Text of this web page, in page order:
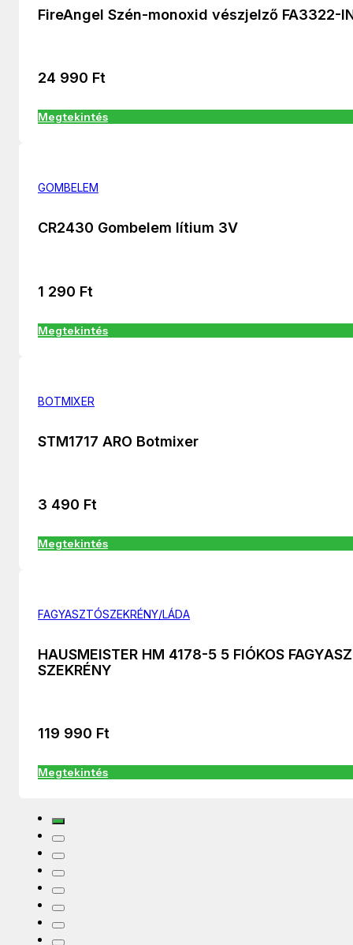
FireAngel Szén-monoxid vészjelző FA3322-
24 990 Ft
Megtekintés
GOMBELEM
CR2430 Gombelem lítium 3V
1 290 Ft
Megtekintés
BOTMIXER
STM1717 ARO Botmixer
3 490 Ft
Megtekintés
FAGYASZTÓSZEKRÉNY/LÁDA
HAUSMEISTER HM 4178-5 5 FIÓKOS
SZEKRÉNY
119 990 Ft
Megtekintés